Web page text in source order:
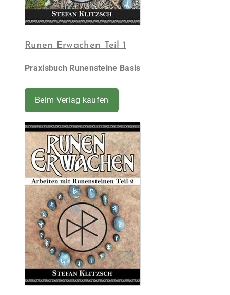
Runen Erwachen Teil 1
Praxisbuch Runensteine Basis
Beim Verlag kaufen